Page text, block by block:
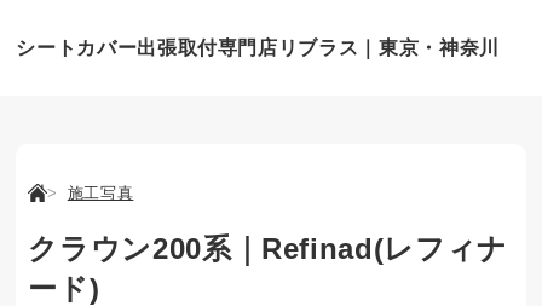
シートカバー出張取付専門店リブラス｜東京・神奈川
施工写真
クラウン200系｜Refinad(レフィナ
ード)